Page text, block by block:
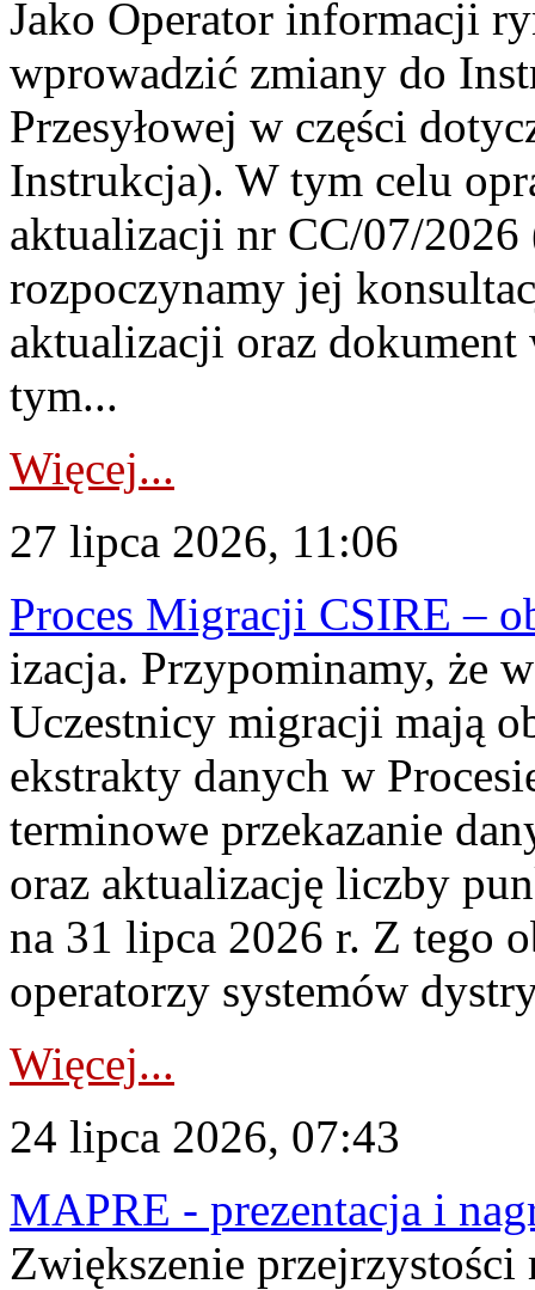
Jako Operator informacji
wprowadzić zmiany do
Przesyłowej w części
Instrukcja). W tym celu
aktualizacji nr CC/07/
rozpoczynamy jej
aktualizacji oraz
tym...
Więcej...
27 lipca 2026, 11:06
Proces Migracji CSIRE –
izacja. Przypominamy, że
Uczestnicy migracji mają
ekstrakty danych w
terminowe przekazanie
oraz aktualizację liczby
na 31 lipca 2026 r. Z tego
operatorzy systemów
Więcej...
24 lipca 2026, 07:43
MAPRE - prezentacja i
Zwiększenie